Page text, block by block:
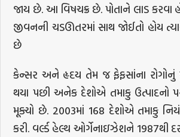
જાય છે. આ વિષચક્ર છે. પોતાને લાડ કરવા
જીવનની ચડઊતરમાં સાથ જોઈતો હોય
છે
કેન્સર અને હૃદય તેમ જ ફેફસાંના રોગોનું
થયા પછી અનેક દેશોએ તમાકુ ઉત્પાદનો
મૂક્યો છે. 2003માં 168 દેશોએ તમાકુ
કરી. વર્લ્ડ હેલ્થ ઓર્ગેનાઇઝેશને 1987થી